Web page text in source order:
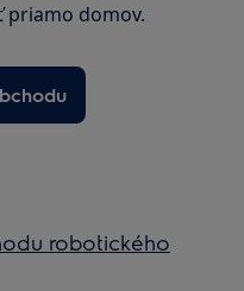
priamo domov.
robotického